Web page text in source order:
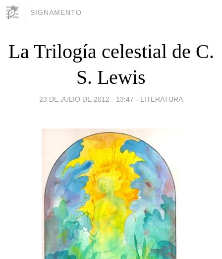
SIGNAMENTO
La Trilogía celestial de C.
S. Lewis
23 DE JULIO DE 2012 - 13:47 - LITERATURA